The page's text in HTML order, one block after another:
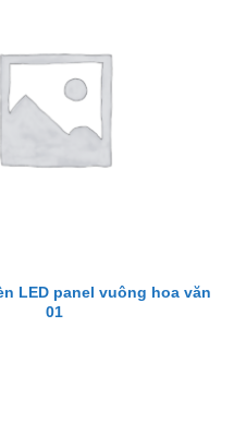
LED panel vuông hoa văn
01